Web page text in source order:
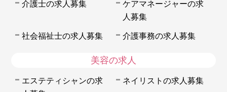
介護士の求人募集
ケアマネージャーの求
人募集
社会福祉士の求人募集 介護事務の求人募集
美容の求人
エステティシャンの求
ネイリストの求人募集